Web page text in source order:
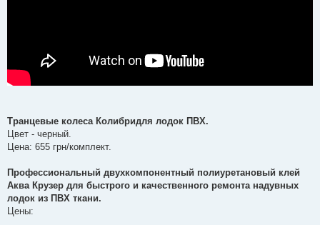
Транцевые колеса Колибридля лодок ПВХ.
Цвет - черный.
Цена: 655 грн/комплект.
Профессиональный двухкомпонентный полиуретановый клей
Аква Крузер для быстрого и качественного ремонта надувных
лодок из ПВХ ткани.
Цены: